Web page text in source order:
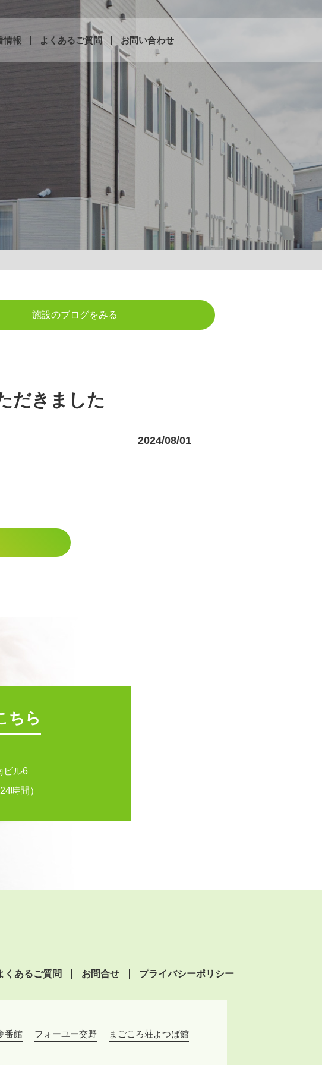
情報 よくあるご質問 お問い合わせ
施設のブログをみる
だきました
2024/08/01
ちら
ビル6
24時間）
くあるご質問 お問合せ プライバシーポリシー
番館 フォーユー交野 まごころ荘よつば館